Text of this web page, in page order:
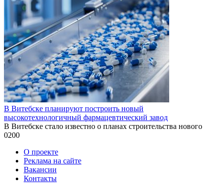
В Витебске планируют построить новый
высокотехнологичный фармацевтический завод
В Витебске стало известно о планах строительства нового
0200
О проекте
Реклама на сайте
Вакансии
Контакты